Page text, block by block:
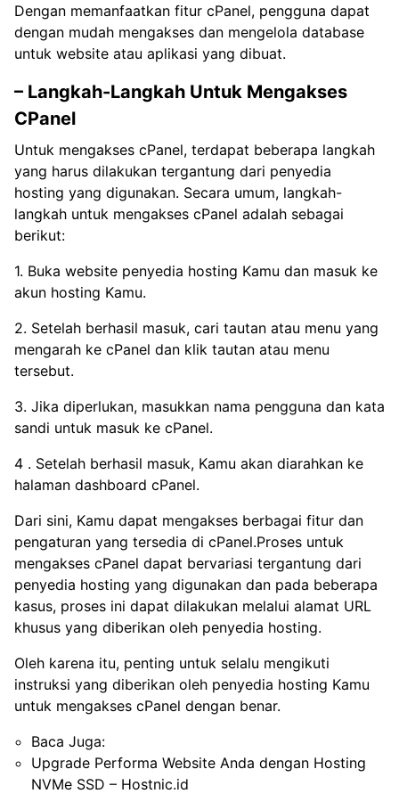
Dengan memanfaatkan fitur cPanel, pengguna dapat
dengan mudah mengakses dan mengelola database
untuk website atau aplikasi yang dibuat.
– Langkah-Langkah Untuk Mengakses
CPanel
Untuk mengakses cPanel, terdapat beberapa langkah
yang harus dilakukan tergantung dari penyedia
hosting yang digunakan. Secara umum, langkah-
langkah untuk mengakses cPanel adalah sebagai
berikut:
1. Buka website penyedia hosting Kamu dan masuk ke
akun hosting Kamu.
2. Setelah berhasil masuk, cari tautan atau menu yang
mengarah ke cPanel dan klik tautan atau menu
tersebut.
3. Jika diperlukan, masukkan nama pengguna dan kata
sandi untuk masuk ke cPanel.
4 . Setelah berhasil masuk, Kamu akan diarahkan ke
halaman dashboard cPanel.
Dari sini, Kamu dapat mengakses berbagai fitur dan
pengaturan yang tersedia di cPanel.Proses untuk
mengakses cPanel dapat bervariasi tergantung dari
penyedia hosting yang digunakan dan pada beberapa
kasus, proses ini dapat dilakukan melalui alamat URL
khusus yang diberikan oleh penyedia hosting.
Oleh karena itu, penting untuk selalu mengikuti
instruksi yang diberikan oleh penyedia hosting Kamu
untuk mengakses cPanel dengan benar.
Baca Juga:
Upgrade Performa Website Anda dengan Hosting
NVMe SSD – Hostnic.id